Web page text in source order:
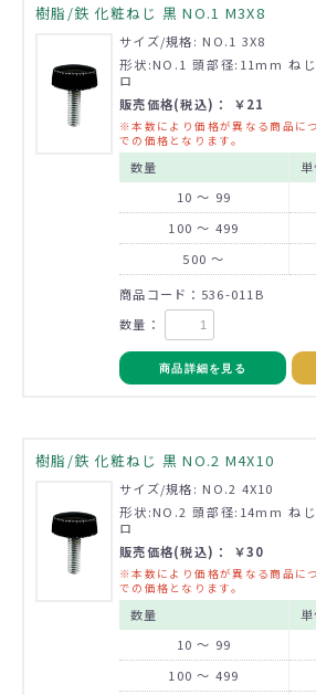
樹脂/鉄 化粧ねじ 黒 NO.1 M3X8
サイズ/規格: NO.1 3X8
形状:NO.1 頭部径:11mm ね
ロ
販売価格(税込)： ￥21
※本数により価格が異なる商品に
での価格となります。
数量
10 ～ 99
100 ～ 499
500 ～
商品コード：536-011B
数量：
商品詳細を見る
樹脂/鉄 化粧ねじ 黒 NO.2 M4X10
サイズ/規格: NO.2 4X10
形状:NO.2 頭部径:14mm ね
ロ
販売価格(税込)： ￥30
※本数により価格が異なる商品に
での価格となります。
数量
10 ～ 99
100 ～ 499